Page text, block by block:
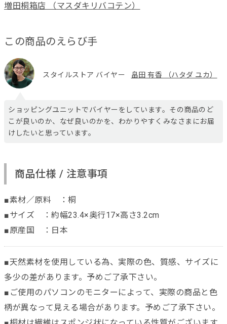
増田桐箱店 （マスダキリバコテン）
この商品のえらび手
スタイルストア バイヤー 畠田 有香 （ハタダ ユカ）
ショッピングユニットでバイヤーをしています。その商品のど
こが良いのか、なぜ良いのかを、わかりやすくみなさまにお届
けしたいと思っています。
商品仕様 / 注意事項
■素材／原料 ：桐
■サイズ ：約幅23.4×奥行17×高さ3.2cm
■原産国 ：日本
■天然素材を使用している為、実際の色、質感、サイズに
多少の差があります。予めご了承下さい。
■ご使用のパソコンのモニターによって、実際の商品と色
柄が異なって見える場合があります。予めご了承下さい。